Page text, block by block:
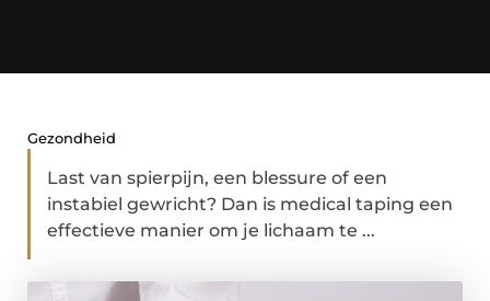
Gezondheid
Last van spierpijn, een blessure of een
instabiel gewricht? Dan is medical taping een
effectieve manier om je lichaam te ...